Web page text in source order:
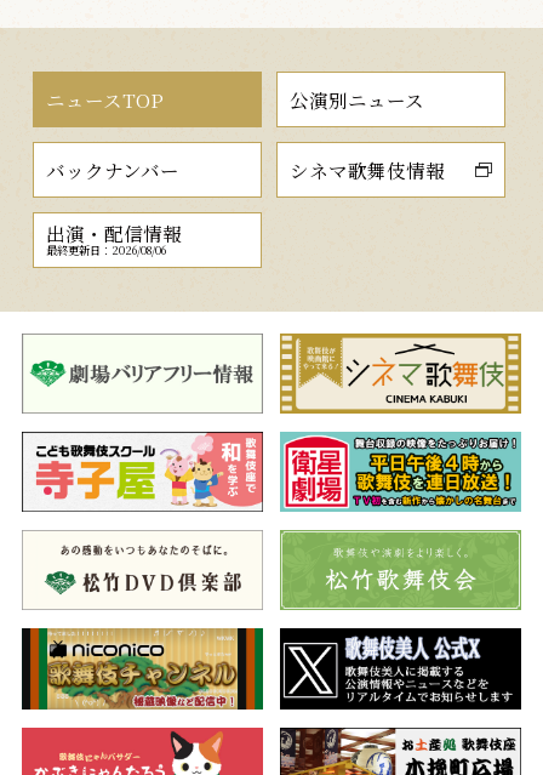
ニュースTOP 公演別ニュース
バックナンバー シネマ歌舞伎情報
出演・配信情報
最終更新日：2026/08/06